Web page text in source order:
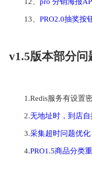
13、 PRO2.0抽奖按
v1.5版本部分问
1.Redis服务有设置
2.无地址时，到店
3.采集超时问题优化
4.PRO1.5商品分类